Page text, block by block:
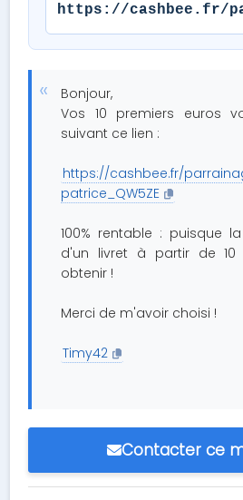
https://cashbee.fr/
Bonjour,
Vos 10 premiers euros
suivant ce lien :
https://cashbee.fr/
patrice_QW5ZE
100% rentable : puisque
d'un livret à partir de
obtenir !
Merci de m'avoir choisi !
Timy42
Contacter ce